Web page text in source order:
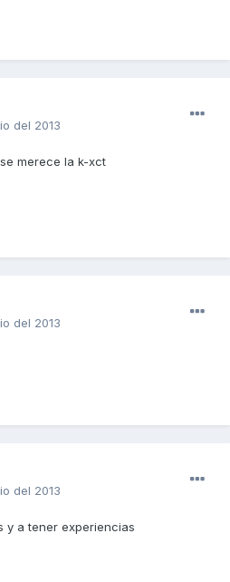
del 2013
merece la k-xct
del 2013
del 2013
y a tener experiencias